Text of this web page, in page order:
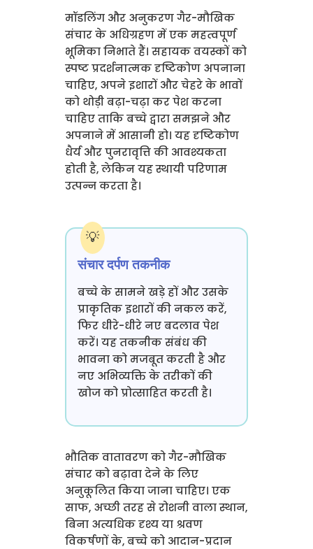
मॉडलिंग और अनुकरण गैर-मौखिक
संचार के अधिग्रहण में एक महत्वपूर्ण
भूमिका निभाते हैं। सहायक वयस्कों को
स्पष्ट प्रदर्शनात्मक दृष्टिकोण अपनाना
चाहिए, अपने इशारों और चेहरे के भावों
को थोड़ी बढ़ा-चढ़ा कर पेश करना
चाहिए ताकि बच्चे द्वारा समझने और
अपनाने में आसानी हो। यह दृष्टिकोण
धैर्य और पुनरावृत्ति की आवश्यकता
होती है, लेकिन यह स्थायी परिणाम
उत्पन्न करता है।
संचार दर्पण तकनीक
बच्चे के सामने खड़े हों और उसके
प्राकृतिक इशारों की नकल करें,
फिर धीरे-धीरे नए बदलाव पेश
करें। यह तकनीक संबंध की
भावना को मजबूत करती है और
नए अभिव्यक्ति के तरीकों की
खोज को प्रोत्साहित करती है।
भौतिक वातावरण को गैर-मौखिक
संचार को बढ़ावा देने के लिए
अनुकूलित किया जाना चाहिए। एक
साफ, अच्छी तरह से रोशनी वाला स्थान,
बिना अत्यधिक दृश्य या श्रवण
विकर्षणों के, बच्चे को आदान-प्रदान